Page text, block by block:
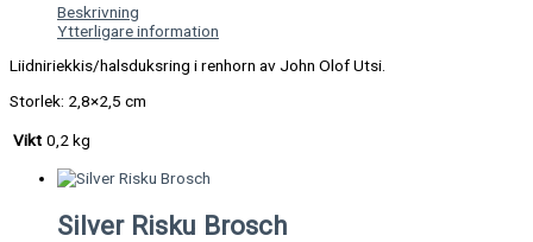
Beskrivning
Ytterligare information
Liidniriekkis/halsduksring i renhorn av John Olof Utsi.
Storlek: 2,8×2,5 cm
Vikt 0,2 kg
Silver Risku Brosch